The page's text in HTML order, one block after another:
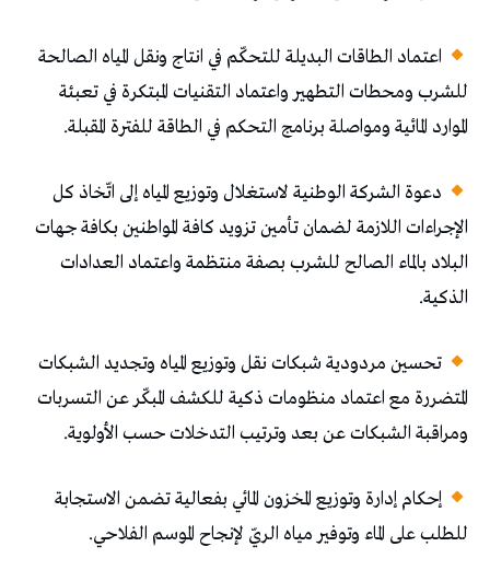
اعتماد الطاقات البديلة للتحكّم في انتاج ونقل المياه الصالحة
للشرب ومحطات التطهير واعتماد التقنيات المبتكرة في تعبئة
الموارد المائية ومواصلة برنامج التحكم في الطاقة للفترة المقبلة.
دعوة الشركة الوطنية لاستغلال وتوزيع المياه إلى اتّخاذ كل
الإجراءات اللازمة لضمان تأمين تزويد كافة المواطنين بكافة جهات
البلاد بالماء الصالح للشرب بصفة منتظمة واعتماد العدادات
الذكية.
تحسين مردودية شبكات نقل وتوزيع المياه وتجديد الشبكات
المتضررة مع اعتماد منظومات ذكية للكشف المبكّر عن التسربات
ومراقبة الشبكات عن بعد وترتيب التدخلات حسب الأولوية.
إحكام إدارة وتوزيع المخزون المائي بفعالية تضمن الاستجابة
للطلب على الماء وتوفير مياه الريّ لإنجاح الموسم الفلاحي.